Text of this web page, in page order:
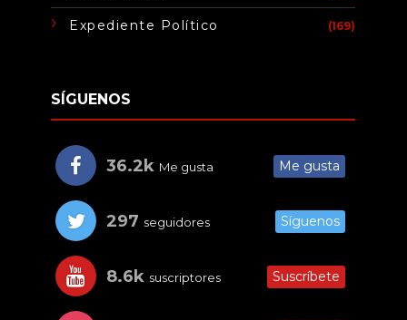
Expediente Político (169)
SÍGUENOS
36.2k Me gusta Me gusta
297 seguidores Síguenos
8.6k suscriptores Suscríbete